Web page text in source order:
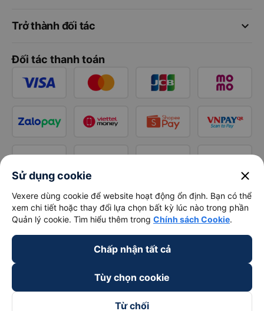
keyboard_arrow_down
Trở thành đối tác
Đối tác thanh toán
Sử dụng cookie close
Vexere dùng cookie để website hoạt động ổn định. Bạn có thể
xem chi tiết hoặc thay đổi lựa chọn bất kỳ lúc nào trong phần
Quản lý cookie. Tìm hiểu thêm trong Chính sách Cookie.
Chấp nhận tất cả
Tùy chọn cookie
Từ chối